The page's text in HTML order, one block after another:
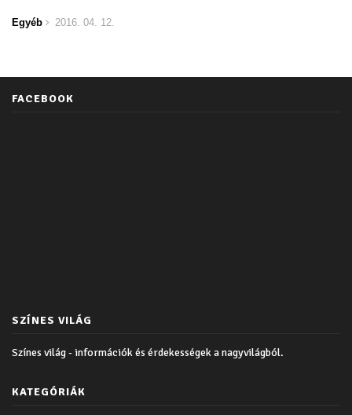
Egyéb 2016. 04. 12.
FACEBOOK
SZÍNES VILÁG
Színes világ - információk és érdekességek a nagyvilágból.
KATEGÓRIÁK